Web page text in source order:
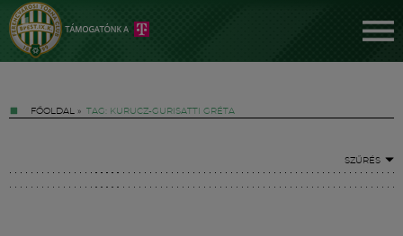
FŐOLDAL » TAG: KURUCZ-GURISATTI GRÉTA
SZŰRÉS